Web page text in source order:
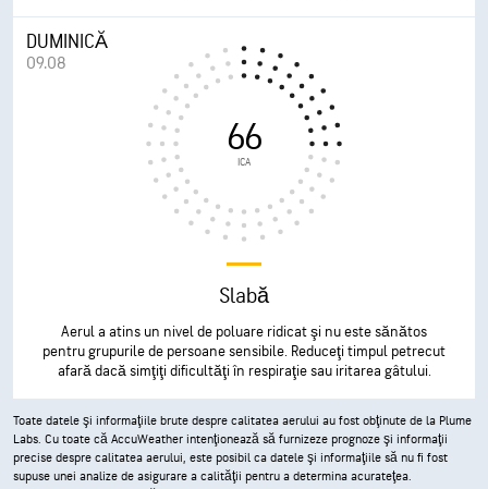
DUMINICĂ
09.08
66
ICA
Slabă
Aerul a atins un nivel de poluare ridicat şi nu este sănătos
pentru grupurile de persoane sensibile. Reduceţi timpul petrecut
afară dacă simţiţi dificultăţi în respiraţie sau iritarea gâtului.
Toate datele şi informaţiile brute despre calitatea aerului au fost obţinute de la Plume
Labs. Cu toate că AccuWeather intenţionează să furnizeze prognoze şi informaţii
precise despre calitatea aerului, este posibil ca datele şi informaţiile să nu fi fost
supuse unei analize de asigurare a calităţii pentru a determina acurateţea.